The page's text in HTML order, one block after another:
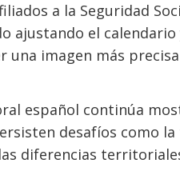
a la Seguridad
ajustando el calendario
una imagen más
español continúa
desafíos como
diferencias